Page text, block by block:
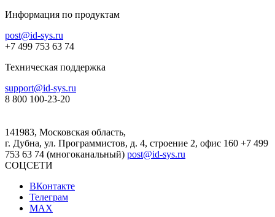
Информация по продуктам
post@id-sys.ru
+7 499 753 63 74
Техническая поддержка
support@id-sys.ru
8 800 100-23-20
141983, Московская область,
г. Дубна, ул. Программистов, д. 4, строение 2, офис 160 +7 499
753 63 74 (многоканальный) post@id-sys.ru
СОЦСЕТИ
ВКонтакте
Телеграм
MAX